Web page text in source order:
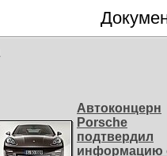
Автоконцерн
Porsche
подтвердил
информацию